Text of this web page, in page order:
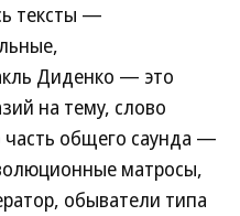
тексты —
Диденко — это
на тему, слово
часть общего саунда —
матросы,
обыватели типа